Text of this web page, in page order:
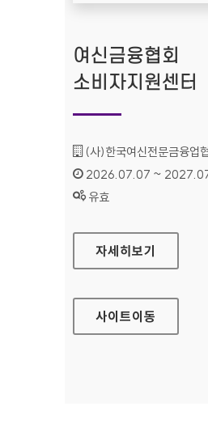
여신금융협회
소비자지원센터
기관명 :
(사)한국여신전문금융업
인증기간 :
2026.07.07 ~
상태 :
유효
여신금융협회 소비자
자세히보기
사이트이동